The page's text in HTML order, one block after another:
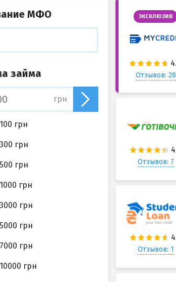
ЭКСКЛЮЗИВ
Отзывов: 28
Отзывов: 7
Отзывов: 1
МФО
займа
грн
100 грн
300 грн
500 грн
1000 грн
3000 грн
5000 грн
7000 грн
10000 грн